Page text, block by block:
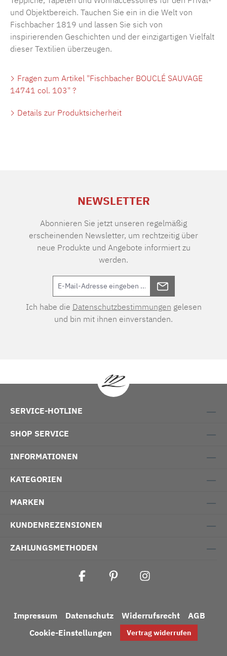
und Objektbereich. Tauchen Sie ein in die Welt von
Fischbacher 1819 und lassen Sie sich von
inspirierenden Geschichten und der einzigartigen Vielfalt
dieser Textilien überzeugen.
Fragen zum Artikel "Fischbacher BOUCLÉ SAUVAGE
14741 col. 103" ?
Details zur Produktsicherheit
NEWSLETTER
Abonnieren Sie jetzt unseren regelmäßig
erscheinenden Newsletter, um rechtzeitig über
neue Produkte und Angebote informiert zu
werden.
Ich habe die Datenschutzbestimmungen gelesen
und bin mit ihnen einverstanden.
SERVICE-HOTLINE
SHOP SERVICE
INFORMATIONEN
KATEGORIEN
MARKEN
KUNDENREZENSIONEN
ZAHLUNGSMETHODEN
Impressum Datenschutz Widerrufsrecht
AGB
Cookie-Einstellungen
Vertrag widerrufen